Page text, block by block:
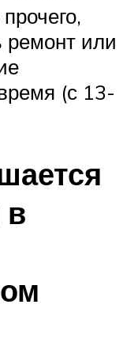
ремонт или
(с 13-
в